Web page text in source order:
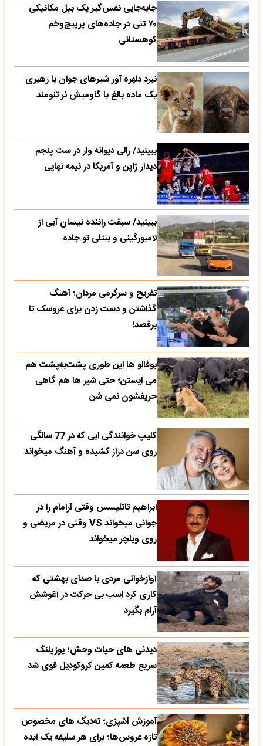
جابه‌جایی نفس‌گیر یک بیل مکانیکی
۷۰ تنی در جاده‌های پرپیچ‌وخم
کوهستانی
نبرد دلهره آور شیرهای جوان با رهبری
یک ماده بالغ با گاومیش نر تنومند
ببینید/ رالی دیوانه وار در ست پنجم
دیدار ژاپن و آمریکا در نیمه نهایی
ببینید/ سبقت راننده نیسان آبی از
لامبورگینی و بنتلی تو جاده
تفریح و سرگرمی مردان؛ آهنگ
گذاشتن و دست زدن برای عروسک تا
برقصد!
بوفالو ها این‌ طوری پشت‌به‌پشت هم
می‌ ایستن؛ حتی شیر ها هم گاهی
حریفشون نمی‌ شن
کلیپ خوانندگی ابی که در 77 سالگی
روی سن دراز کشیده و آهنگ میخواند
ابراهیم تاتلیسس وقتی آرامام را در
جوانی میخواند VS وقتی در مریضی و
روی ویلچر میخواند
آوازخوانی مردی با صدای بهشتی که
کاری کرد اسب بی حرکت در آغوشش
آرام بگیرد
دیدنی های حیات وحش؛ یوزپلنگ
سریع طعمه کمین کروکودیل قوی شد
آموزش آشپزی؛ ته‌دیگ‌ های مخصوص
تازه‌ عروس‌ها؛ برای هر سلیقه یک ایده